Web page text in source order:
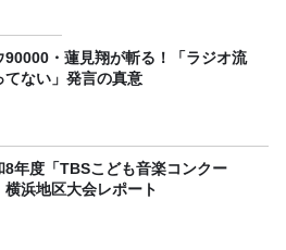
90000・蓮見翔が斬る！「ラジオ流
てない」発言の真意
8年度「TBSこども音楽コンクー
横浜地区大会レポート